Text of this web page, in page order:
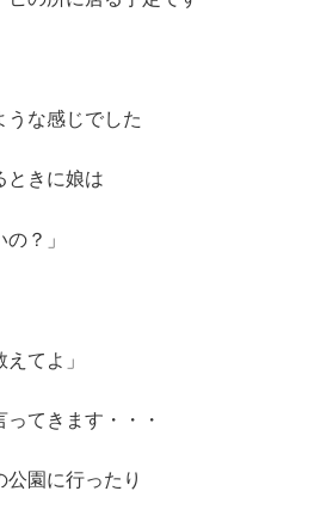
うな感じでした
ときに娘は
？」
てよ」
てきます・・・
園に行ったり